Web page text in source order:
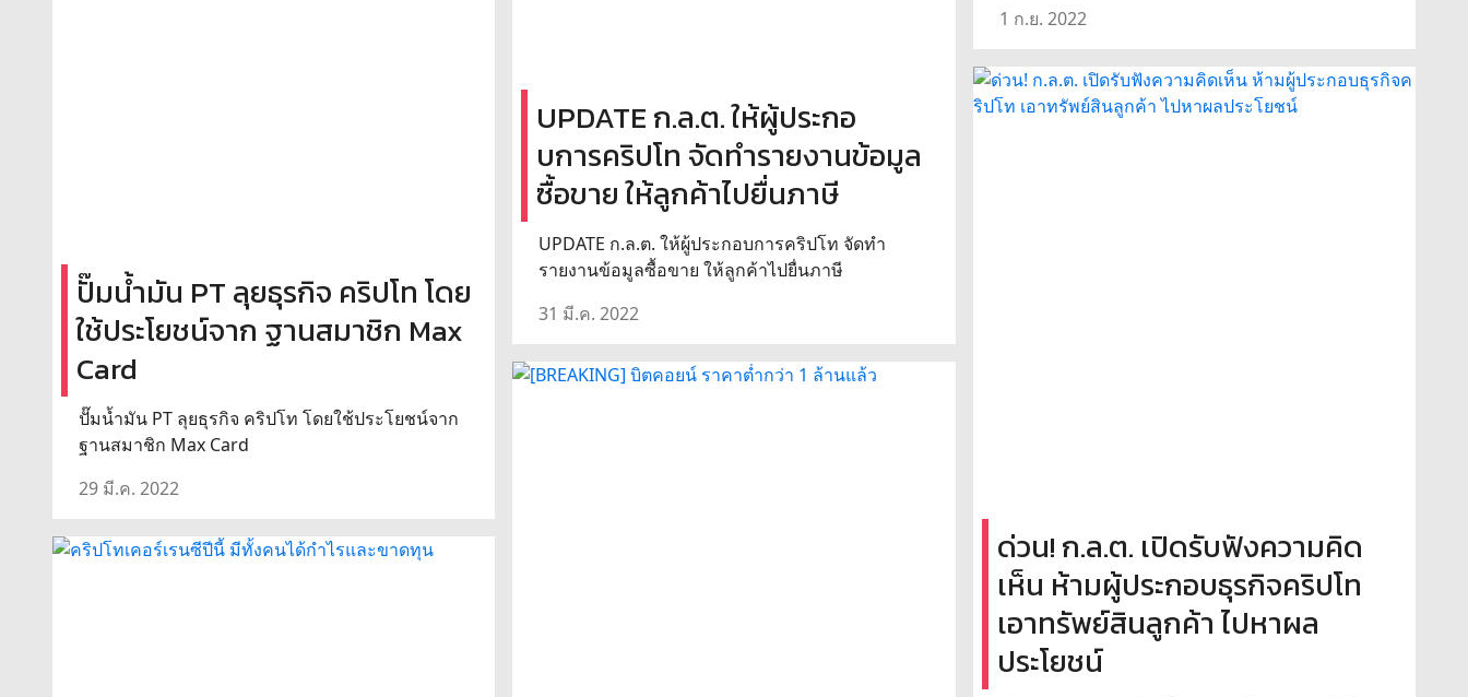
1 ก.ย. 2022
UPDATE ก.ล.ต. ให้ผู้ประกอ
บการคริปโท จัดทำรายงานข้อมูล
ซื้อขาย ให้ลูกค้าไปยื่นภาษี
UPDATE ก.ล.ต. ให้ผู้ประกอบการคริปโท จัดทำ
รายงานข้อมูลซื้อขาย ให้ลูกค้าไปยื่นภาษี
31 มี.ค. 2022
ปั๊มน้ำมัน PT ลุยธุรกิจ คริปโท โดย
ใช้ประโยชน์จาก ฐานสมาชิก Max
Card
ปั๊มน้ำมัน PT ลุยธุรกิจ คริปโท โดยใช้ประโยชน์จาก
ฐานสมาชิก Max Card
29 มี.ค. 2022
ด่วน! ก.ล.ต. เปิดรับฟังความคิด
เห็น ห้ามผู้ประกอบธุรกิจคริปโท
เอาทรัพย์สินลูกค้า ไปหาผล
ประโยชน์